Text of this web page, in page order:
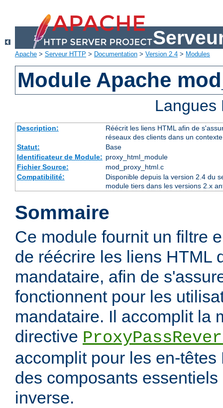
Apache > Serveur HTTP > Documentation > Version 2.4 > Modules
Module Apache
Description:
Réécrit les liens HTML afin de
réseaux des clients dans un
Statut:
Base
Identificateur de Module: proxy_html_module
Fichier Source:
mod_proxy_html.c
Compatibilité:
Disponible depuis la version 2.4 du
module tiers dans les versions 2.x
Sommaire
Ce module fournit un filtre
de réécrire les liens HTML
mandataire, afin de
fonctionnent pour les
mandataire. Il accomplit la
directive
accomplit pour les en-têtes
des composants
inverse.